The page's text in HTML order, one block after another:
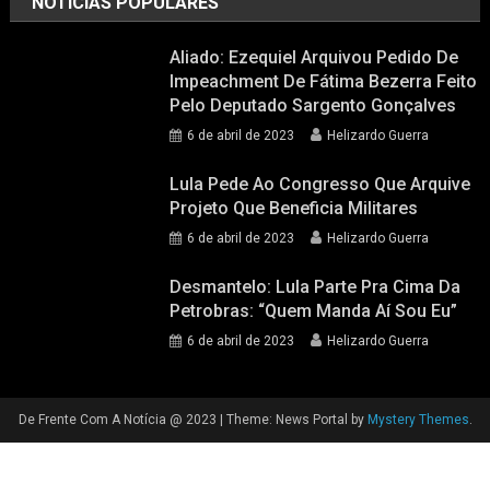
Aliado: Ezequiel Arquivou Pedido De
Impeachment De Fátima Bezerra Feito
Pelo Deputado Sargento Gonçalves
6 de abril de 2023 Helizardo Guerra
Lula Pede Ao Congresso Que Arquive
Projeto Que Beneficia Militares
6 de abril de 2023 Helizardo Guerra
Desmantelo: Lula Parte Pra Cima Da
Petrobras: “quem Manda Aí Sou Eu”
6 de abril de 2023 Helizardo Guerra
De Frente Com A Notícia @ 2023 Theme: News Portal by Mystery Themes.